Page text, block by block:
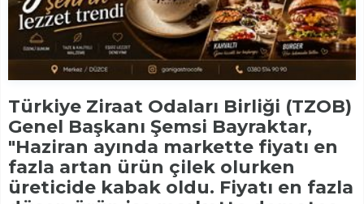
Türkiye Ziraat Odaları Birliği (TZOB)
Genel Başkanı Şemsi Bayraktar,
"Haziran ayında markette fiyatı en
fazla artan ürün çilek olurken
üreticide kabak oldu. Fiyatı en fazla